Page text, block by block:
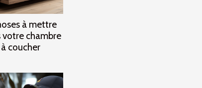
à mettre
votre chambre
à coucher